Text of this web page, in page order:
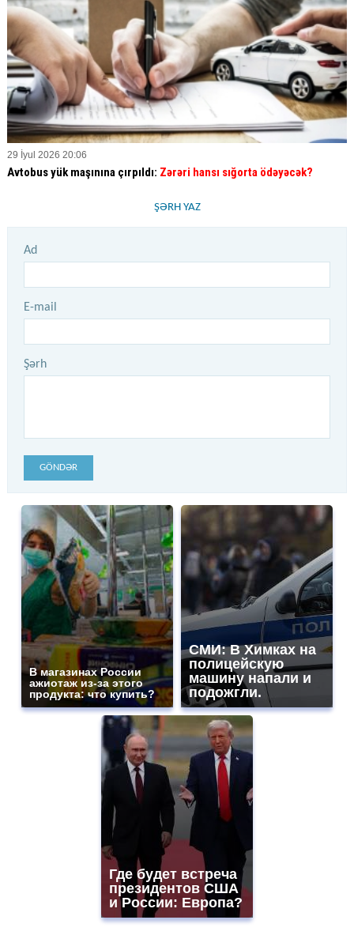
29 İyul 2026 20:06
Avtobus yük maşınına çırpıldı: Zərəri hansı sığorta ödəyəcək?
ŞƏRH YAZ
Ad
E-mail
Şərh
GÖNDƏR
В магазинах России
ажиотаж из-за этого
продукта: что купить?
СМИ: В Химках на
полицейскую
машину напали и
подожгли.
Где будет встреча
президентов США
и России: Европа?